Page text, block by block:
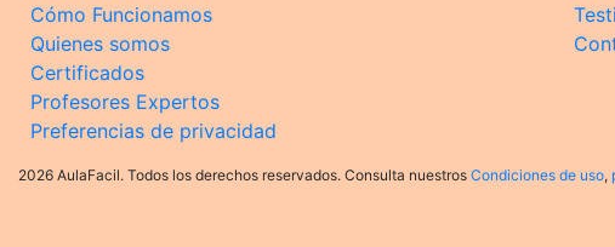
Cómo Funcionamos
Quienes somos
Certificados
Profesores Expertos
Preferencias de privacidad
2026 AulaFacil. Todos los derechos reservados. Consulta nuestros Condiciones de uso,